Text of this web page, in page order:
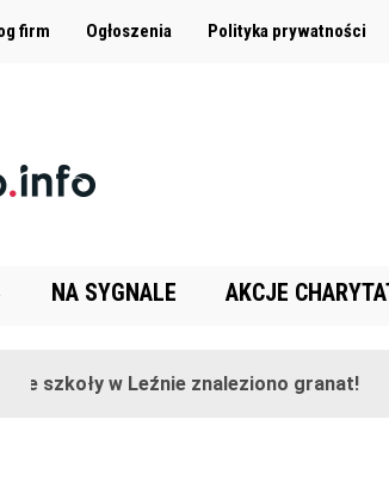
firm Ogłoszenia Polityka prywatności
NA SYGNALE AKCJE
szkoły w Leźnie znaleziono granat!